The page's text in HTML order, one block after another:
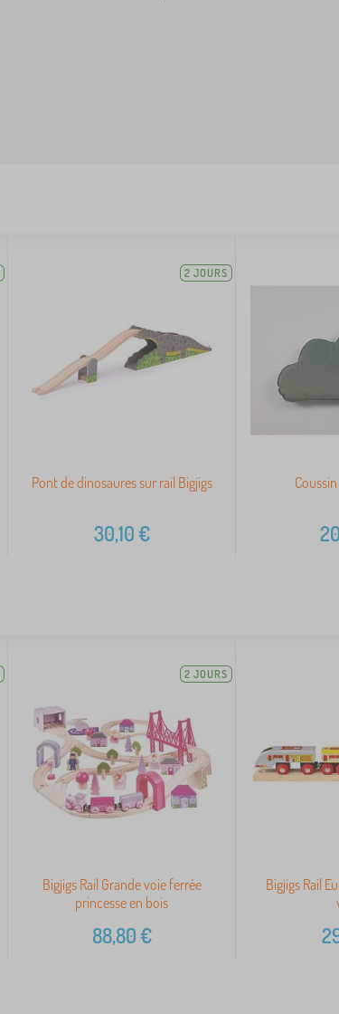
2 JOURS
Pont de dinosaures sur rail Bigjigs
30,10€
2 JOURS
Bigjigs Rail Grande voie ferrée
princesse en bois
88,80€
Bigjigs Rail